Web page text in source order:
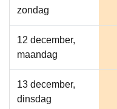
zondag
12 december,
maandag
13 december,
dinsdag